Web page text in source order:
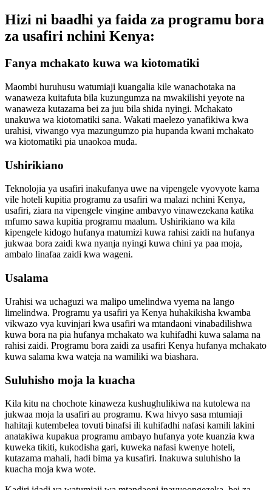
Hizi ni baadhi ya faida za programu bora
za usafiri nchini Kenya:
Fanya mchakato kuwa wa kiotomatiki
Maombi huruhusu watumiaji kuangalia kile wanachotaka na
wanaweza kuitafuta bila kuzungumza na mwakilishi yeyote na
wanaweza kutazama bei za juu bila shida nyingi. Mchakato
unakuwa wa kiotomatiki sana. Wakati maelezo yanafikiwa kwa
urahisi, viwango vya mazungumzo pia hupanda kwani mchakato
wa kiotomatiki pia unaokoa muda.
Ushirikiano
Teknolojia ya usafiri inakufanya uwe na vipengele vyovyote kama
vile hoteli kupitia programu za usafiri wa malazi nchini Kenya,
usafiri, ziara na vipengele vingine ambavyo vinawezekana katika
mfumo sawa kupitia programu maalum. Ushirikiano wa kila
kipengele kidogo hufanya matumizi kuwa rahisi zaidi na hufanya
jukwaa bora zaidi kwa nyanja nyingi kuwa chini ya paa moja,
ambalo linafaa zaidi kwa wageni.
Usalama
Urahisi wa uchaguzi wa malipo umelindwa vyema na lango
limelindwa. Programu ya usafiri ya Kenya huhakikisha kwamba
vikwazo vya kuvinjari kwa usafiri wa mtandaoni vinabadilishwa
kuwa bora na pia hufanya mchakato wa kuhifadhi kuwa salama na
rahisi zaidi. Programu bora zaidi za usafiri Kenya hufanya mchakato
kuwa salama kwa wateja na wamiliki wa biashara.
Suluhisho moja la kuacha
Kila kitu na chochote kinaweza kushughulikiwa na kutolewa na
jukwaa moja la usafiri au programu. Kwa hivyo sasa mtumiaji
hahitaji kutembelea tovuti binafsi ili kuhifadhi nafasi kamili lakini
anatakiwa kupakua programu ambayo hufanya yote kuanzia kwa
kuweka tikiti, kukodisha gari, kuweka nafasi kwenye hoteli,
kutazama mahali, hadi bima ya kusafiri. Inakuwa suluhisho la
kuacha moja kwa wote.